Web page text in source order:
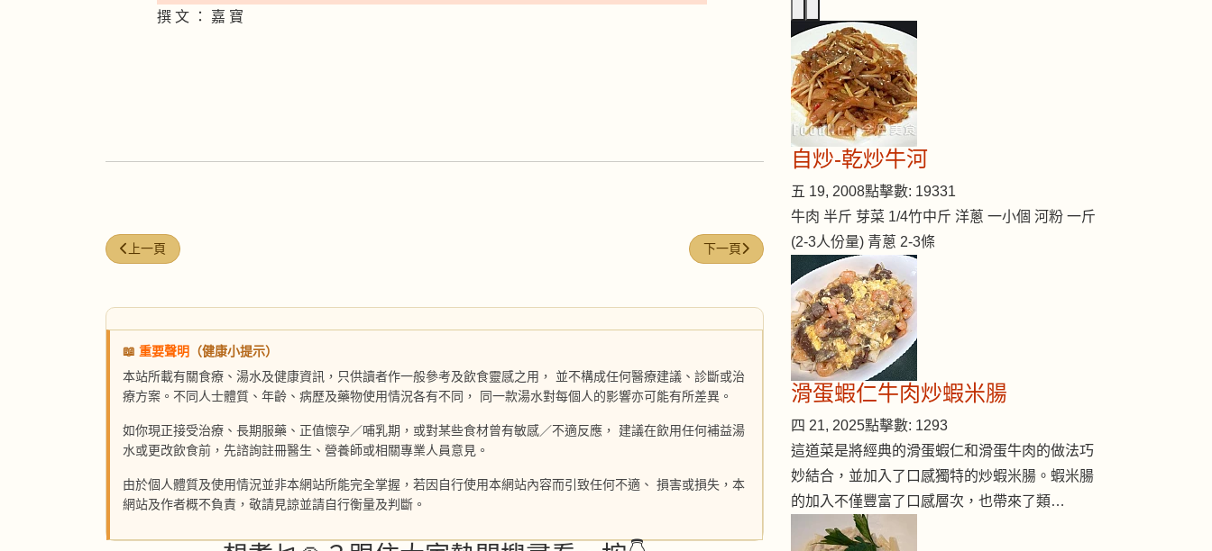
撰 文 ： 嘉 寶
上一篇文章: 靈芝-雞湯
上一頁 下一篇文章: 靈芝降壓去膽固醇湯
下一頁
📖 重要聲明
（健康小提示）
本站所載有關食療、湯水及健康資訊，只供讀者作一般參考及飲食靈感之用， 並不構成任何醫療建議、診斷或治
療方案。不同人士體質、年齡、病歷及藥物使用情況各有不同， 同一款湯水對每個人的影響亦可能有所差異。
如你現正接受治療、長期服藥、正值懷孕／哺乳期，或對某些食材曾有敏感／不適反應， 建議在飲用任何補益湯
水或更改飲食前，先諮詢註冊醫生、營養師或相關專業人員意見。
由於個人體質及使用情況並非本網站所能完全掌握，若因自行使用本網站內容而引致任何不適、 損害或損失，本
網站及作者概不負責，敬請見諒並請自行衡量及判斷。
自炒-乾炒牛河
五 19, 2008點擊數: 19331
牛肉 半斤 芽菜 1/4竹中斤 洋蔥 一小個 河粉 一斤
(2-3人份量) 青蔥 2-3條
滑蛋蝦仁牛肉炒蝦米腸
四 21, 2025點擊數: 1293
這道菜是將經典的滑蛋蝦仁和滑蛋牛肉的做法巧
妙結合，並加入了口感獨特的炒蝦米腸。蝦米腸
的加入不僅豐富了口感層次，也帶來了類…